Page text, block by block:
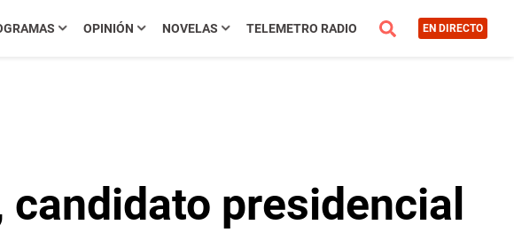
OPINIÓN NOVELAS TELEMETRO RADIO EN DIRECTO
presidencial